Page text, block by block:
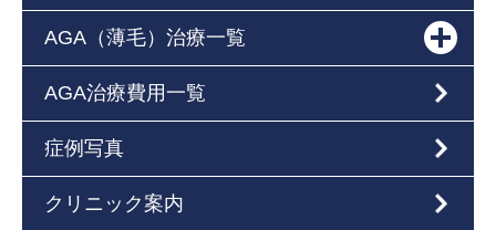
AGA（薄毛）治療一覧
AGA治療費用一覧
症例写真
クリニック案内